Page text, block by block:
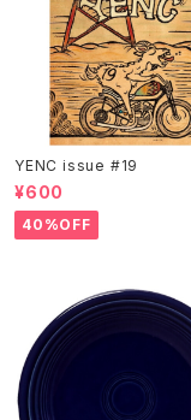
YENC issue #19
¥600
40%OFF